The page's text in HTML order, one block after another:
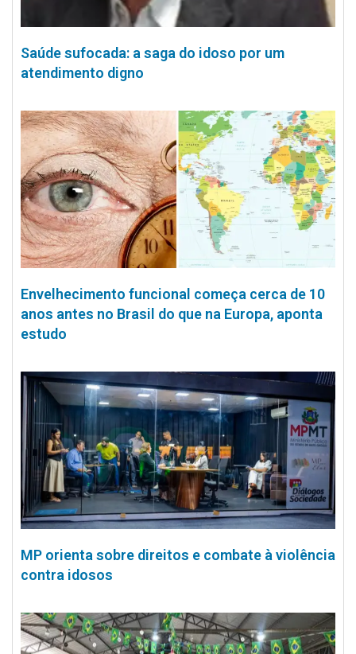
Saúde sufocada: a saga do idoso por um
atendimento digno
Envelhecimento funcional começa cerca de 10
anos antes no Brasil do que na Europa, aponta
estudo
MP orienta sobre direitos e combate à violência
contra idosos